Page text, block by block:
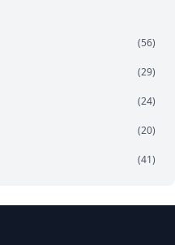
(56)
(29)
(24)
(20)
(41)